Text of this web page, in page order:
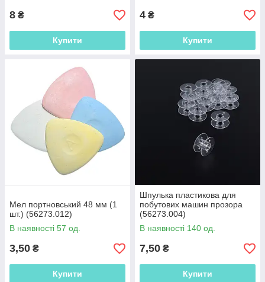
8 ₴
Купити
4 ₴
Купити
Мел портновський 48 мм (1
шт.) (56273.012)
В наявності 57 од.
3,50 ₴
Купити
Шпулька пластикова для
побутових машин прозора
(56273.004)
В наявності 140 од.
7,50 ₴
Купити